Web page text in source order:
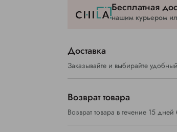
Бесплатная
нашим курьером
Доставка
Заказывайте и выбирайте
Возврат товара
Возврат товара в течение 15 дней